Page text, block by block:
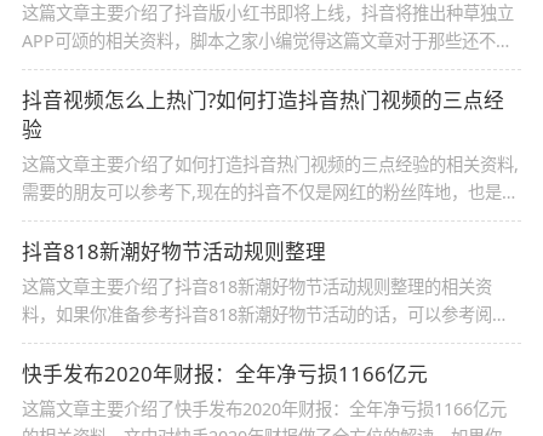
这篇文章主要介绍了抖音版小红书即将上线，抖音将推出种草独立
APP可颂的相关资料，脚本之家小编觉得这篇文章对于那些还不了
解抖音种草APP可颂方面知识的小伙伴来说很有参考性，一起来看
看吧
抖音视频怎么上热门?如何打造抖音热门视频的三点经
验
这篇文章主要介绍了如何打造抖音热门视频的三点经验的相关资料,
需要的朋友可以参考下,现在的抖音不仅是网红的粉丝阵地，也是商
家、企业吸引流量的阵地，任何一个好的产品，都有机会在抖音上
成为网红。
抖音818新潮好物节活动规则整理
这篇文章主要介绍了抖音818新潮好物节活动规则整理的相关资
料，如果你准备参考抖音818新潮好物节活动的话，可以参考阅读
这篇文章。
快手发布2020年财报：全年净亏损1166亿元
这篇文章主要介绍了快手发布2020年财报：全年净亏损1166亿元